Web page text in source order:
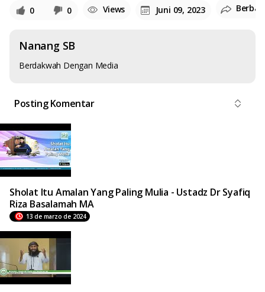
0 0 Views Juni 09, 2023
Nanang SB
Berdakwah Dengan Media
Posting Komentar
Sholat Itu Amalan Yang Paling Mulia - Ustadz Dr Syafiq
Riza Basalamah MA
13 de marzo de 2024